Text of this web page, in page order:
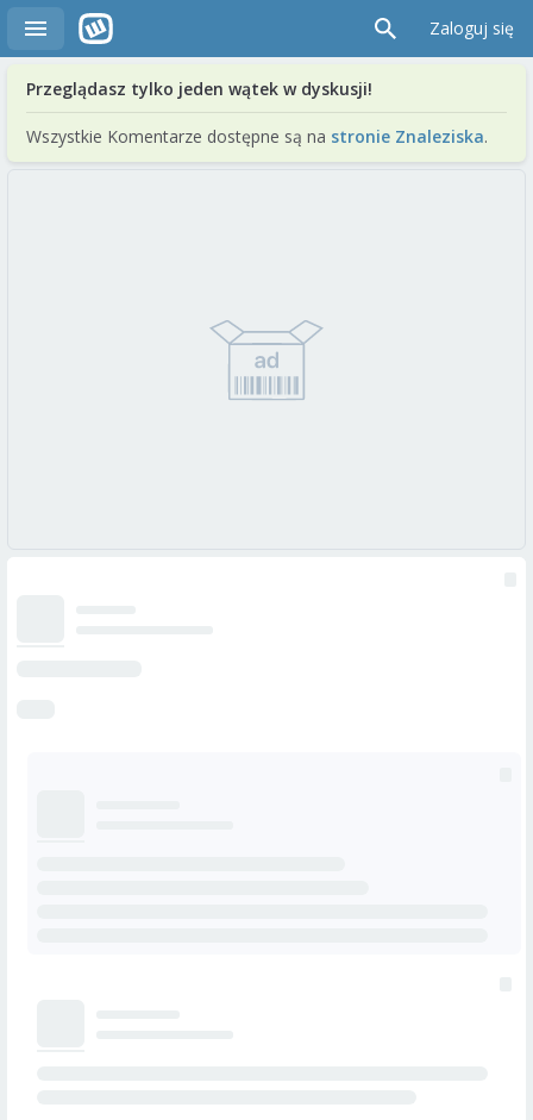
Zaloguj się
Przeglądasz tylko jeden wątek w dyskusji!
Wszystkie Komentarze dostępne są na stronie Znaleziska.